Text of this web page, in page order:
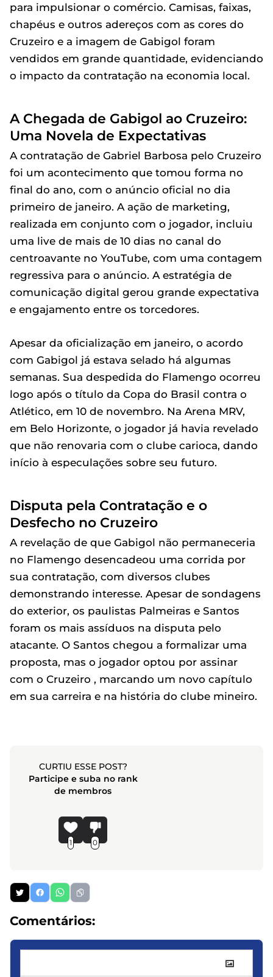
para impulsionar o comércio. Camisas, faixas,
chapéus e outros adereços com as cores do
Cruzeiro e a imagem de Gabigol foram
vendidos em grande quantidade, evidenciando
o impacto da contratação na economia local.
A Chegada de Gabigol ao Cruzeiro:
Uma Novela de Expectativas
A contratação de Gabriel Barbosa pelo Cruzeiro
foi um acontecimento que tomou forma no
final do ano, com o anúncio oficial no dia
primeiro de janeiro. A ação de marketing,
realizada em conjunto com o jogador, incluiu
uma live de mais de 10 dias no canal do
centroavante no YouTube, com uma contagem
regressiva para o anúncio. A estratégia de
comunicação digital gerou grande expectativa
e engajamento entre os torcedores.
Apesar da oficialização em janeiro, o acordo
com Gabigol já estava selado há algumas
semanas. Sua despedida do Flamengo ocorreu
logo após o título da Copa do Brasil contra o
Atlético, em 10 de novembro. Na Arena MRV,
em Belo Horizonte, o jogador já havia revelado
que não renovaria com o clube carioca, dando
início à especulações sobre seu futuro.
Disputa pela Contratação e o
Desfecho no Cruzeiro
A revelação de que Gabigol não permaneceria
no Flamengo desencadeou uma corrida por
sua contratação, com diversos clubes
demonstrando interesse. Apesar de sondagens
do exterior, os paulistas Palmeiras e Santos
foram os mais assíduos na disputa pelo
atacante. O Santos chegou a formalizar uma
proposta, mas o jogador optou por assinar
com o Cruzeiro , marcando um novo capítulo
em sua carreira e na história do clube mineiro.
CURTIU ESSE POST?
Participe e suba no rank
de membros
1 0
Comentários: